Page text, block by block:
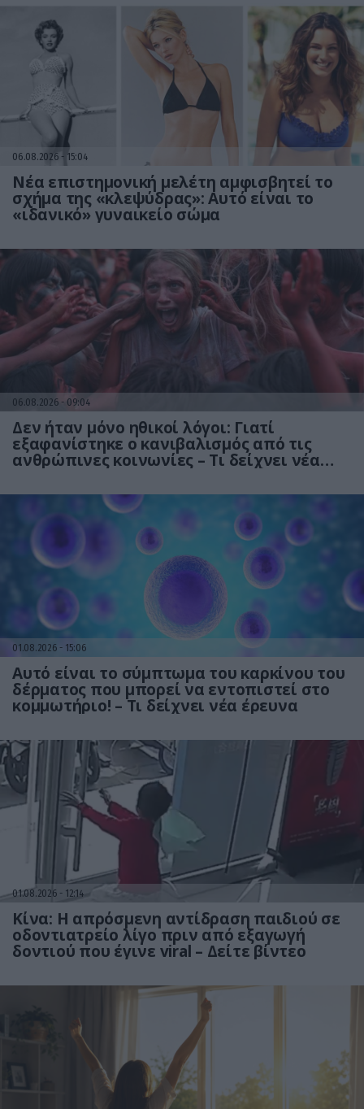
06.08.2026 15:04
Νέα επιστημονική μελέτη αμφισβητεί το
σχήμα της «κλεψύδρας»: Αυτό είναι το
«ιδανικό» γυναικείο σώμα
06.08.2026 09:04
Δεν ήταν μόνο ηθικοί λόγοι: Γιατί
εξαφανίστηκε ο κανιβαλισμός από τις
ανθρώπινες κοινωνίες – Τι δείχνει νέα
01.08.2026 15:06
Αυτό είναι το σύμπτωμα του καρκίνου του
δέρματος που μπορεί να εντοπιστεί στο
κομμωτήριο! – Τι δείχνει νέα έρευνα
01.08.2026 12:14
Κίνα: Η απρόσμενη αντίδραση παιδιού σε
οδοντιατρείο λίγο πριν από εξαγωγή
δοντιού που έγινε viral – Δείτε βίντεο